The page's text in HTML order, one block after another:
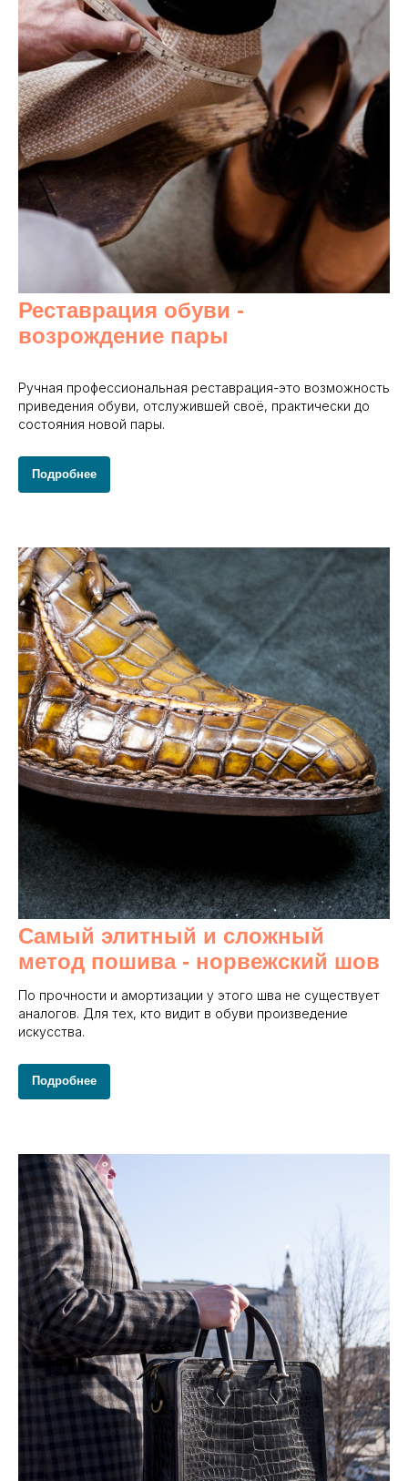
Реставрация обуви -
возрождение пары
Ручная профессиональная реставрация-это возможность
приведения обуви, отслужившей своё, практически до
состояния новой пары.
Подробнее
Самый элитный и сложный
метод пошива - норвежский шов
По прочности и амортизации у этого шва не существует
аналогов. Для тех, кто видит в обуви произведение
искусства.
Подробнее